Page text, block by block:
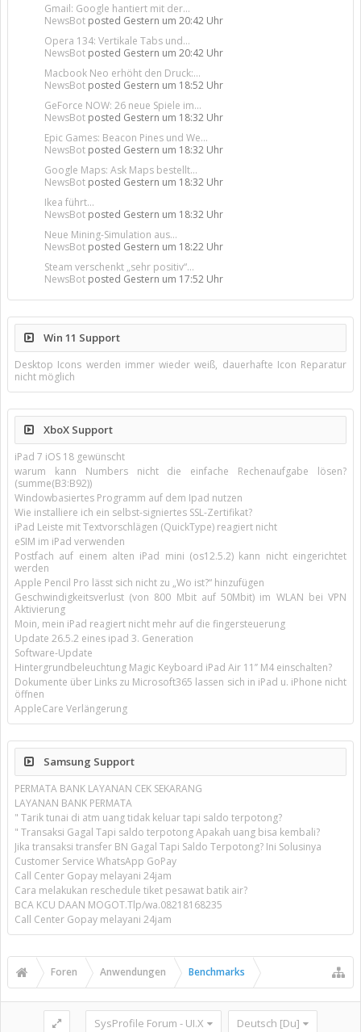
Gmail: Google hantiert mit der...
NewsBot posted Gestern um 20:42 Uhr
Opera 134: Vertikale Tabs und...
NewsBot posted Gestern um 20:42 Uhr
Macbook Neo erhöht den Druck:...
NewsBot posted Gestern um 18:52 Uhr
GeForce NOW: 26 neue Spiele im...
NewsBot posted Gestern um 18:32 Uhr
Epic Games: Beacon Pines und We...
NewsBot posted Gestern um 18:32 Uhr
Google Maps: Ask Maps bestellt...
NewsBot posted Gestern um 18:32 Uhr
Ikea führt...
NewsBot posted Gestern um 18:32 Uhr
Neue Mining-Simulation aus...
NewsBot posted Gestern um 18:22 Uhr
Steam verschenkt „sehr positiv“...
NewsBot posted Gestern um 17:52 Uhr
Win 11 Support
Desktop Icons werden immer wieder weiß, dauerhafte Icon Reparatur
nicht möglich
XboX Support
iPad 7 iOS 18 gewünscht
warum kann Numbers nicht die einfache Rechenaufgabe lösen?
(summe(B3:B92))
Windowbasiertes Programm auf dem Ipad nutzen
Wie installiere ich ein selbst-signiertes SSL-Zertifikat?
iPad Leiste mit Textvorschlägen (QuickType) reagiert nicht
eSIM im iPad verwenden
Postfach auf einem alten iPad mini (os12.5.2) kann nicht eingerichtet
werden
Apple Pencil Pro lässt sich nicht zu „Wo ist?“ hinzufügen
Geschwindigkeitsverlust (von 800 Mbit auf 50Mbit) im WLAN bei VPN
Aktivierung
Moin, mein iPad reagiert nicht mehr auf die fingersteuerung
Update 26.5.2 eines ipad 3. Generation
Software-Update
Hintergrundbeleuchtung Magic Keyboard iPad Air 11’’ M4 einschalten?
Dokumente über Links zu Microsoft365 lassen sich in iPad u. iPhone nicht
öffnen
AppleCare Verlängerung
Samsung Support
PERMATA BANK LAYANAN CEK SEKARANG
LAYANAN BANK PERMATA
" Tarik tunai di atm uang tidak keluar tapi saldo terpotong?
" Transaksi Gagal Tapi saldo terpotong Apakah uang bisa kembali?
Jika transaksi transfer BN Gagal Tapi Saldo Terpotong? Ini Solusinya
Customer Service WhatsApp GoPay
Call Center Gopay melayani 24jam
Cara melakukan reschedule tiket pesawat batik air?
BCA KCU DAAN MOGOT.Tlp/wa.08218168235
Call Center Gopay melayani 24jam
Foren Anwendungen Benchmarks
SysProfile Forum - UI.X Deutsch [Du]